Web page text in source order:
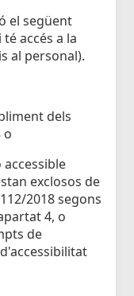
el següent
accés a la
al personal).
dels
o
exclosos de
2018 segons
4, o
de